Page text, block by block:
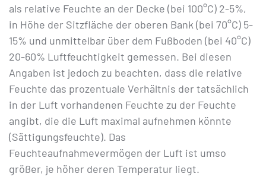
als relative Feuchte an der Decke (bei 100°C) 2-5%,
in Höhe der Sitzfläche der oberen Bank (bei 70°C) 5-
15% und unmittelbar über dem Fußboden (bei 40°C)
20-60% Luftfeuchtigkeit gemessen. Bei diesen
Angaben ist jedoch zu beachten, dass die relative
Feuchte das prozentuale Verhältnis der tatsächlich
in der Luft vorhandenen Feuchte zu der Feuchte
angibt, die die Luft maximal aufnehmen könnte
(Sättigungsfeuchte). Das
Feuchteaufnahmevermögen der Luft ist umso
größer, je höher deren Temperatur liegt.